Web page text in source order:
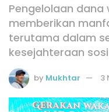
Pengelolaan
memberikan
terutama dalam
kesejahteraan
by Mukhtar 3